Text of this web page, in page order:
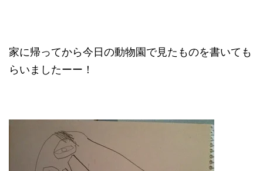
家に帰ってから今日の動物園で見たものを書いても
らいましたーー！